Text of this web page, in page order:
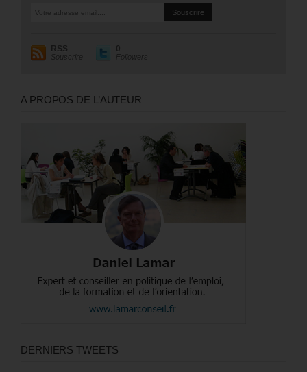
RSS
Souscrire
0
Followers
A PROPOS DE L’AUTEUR
DERNIERS TWEETS